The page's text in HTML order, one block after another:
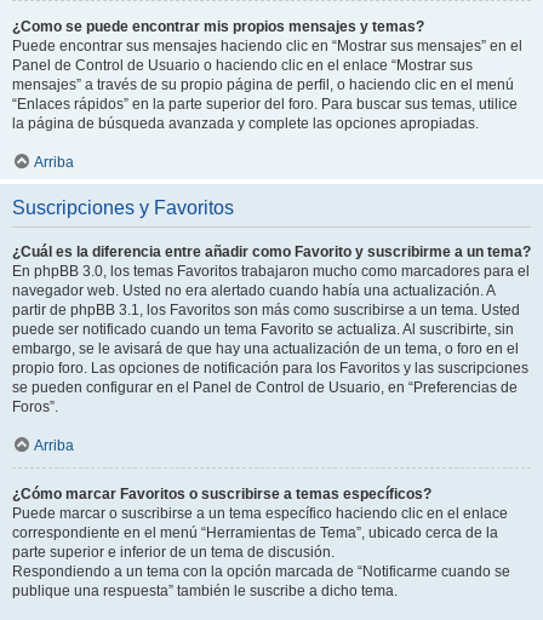
¿Como se puede encontrar mis propios mensajes y temas?
Puede encontrar sus mensajes haciendo clic en “Mostrar sus mensajes” en el
Panel de Control de Usuario o haciendo clic en el enlace “Mostrar sus
mensajes” a través de su propio página de perfil, o haciendo clic en el menú
“Enlaces rápidos” en la parte superior del foro. Para buscar sus temas, utilice
la página de búsqueda avanzada y complete las opciones apropiadas.
Arriba
Suscripciones y Favoritos
¿Cuál es la diferencia entre añadir como Favorito y suscribirme a un tema?
En phpBB 3.0, los temas Favoritos trabajaron mucho como marcadores para el
navegador web. Usted no era alertado cuando había una actualización. A
partir de phpBB 3.1, los Favoritos son más como suscribirse a un tema. Usted
puede ser notificado cuando un tema Favorito se actualiza. Al suscribirte, sin
embargo, se le avisará de que hay una actualización de un tema, o foro en el
propio foro. Las opciones de notificación para los Favoritos y las suscripciones
se pueden configurar en el Panel de Control de Usuario, en “Preferencias de
Foros”.
Arriba
¿Cómo marcar Favoritos o suscribirse a temas específicos?
Puede marcar o suscribirse a un tema específico haciendo clic en el enlace
correspondiente en el menú “Herramientas de Tema”, ubicado cerca de la
parte superior e inferior de un tema de discusión.
Respondiendo a un tema con la opción marcada de “Notificarme cuando se
publique una respuesta” también le suscribe a dicho tema.